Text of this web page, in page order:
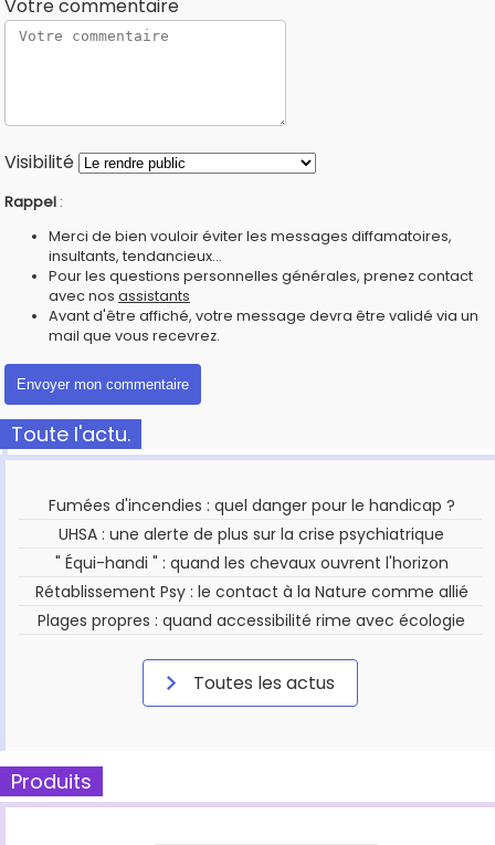
Votre commentaire
Visibilité
Rappel :
Merci de bien vouloir éviter les messages diffamatoires,
insultants, tendancieux...
Pour les questions personnelles générales, prenez contact
avec nos assistants
Avant d'être affiché, votre message devra être validé via un
mail que vous recevrez.
Toute l'actu.
Fumées d'incendies : quel danger pour le handicap ?
UHSA : une alerte de plus sur la crise psychiatrique
" Équi-handi " : quand les chevaux ouvrent l'horizon
Rétablissement Psy : le contact à la Nature comme allié
Plages propres : quand accessibilité rime avec écologie
Toutes les actus
Produits